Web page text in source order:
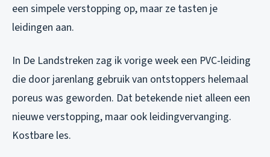
een simpele verstopping op, maar ze tasten je
leidingen aan.
In De Landstreken zag ik vorige week een PVC-leiding
die door jarenlang gebruik van ontstoppers helemaal
poreus was geworden. Dat betekende niet alleen een
nieuwe verstopping, maar ook leidingvervanging.
Kostbare les.